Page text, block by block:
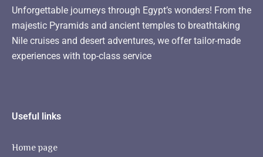
Unforgettable journeys through Egypt’s wonders! From the
majestic Pyramids and ancient temples to breathtaking
Nile cruises and desert adventures, we offer tailor-made
experiences with top-class service
Useful links
Home page